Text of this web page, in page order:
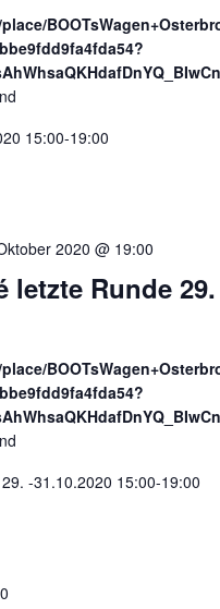
15:00-19:00
letzte Runde
2020 @ 19:00
-31.10.2020 15:00-19:00